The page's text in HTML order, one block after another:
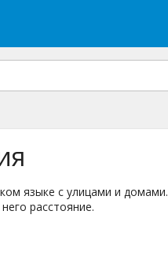
языке с улицами и домами.
расстояние.